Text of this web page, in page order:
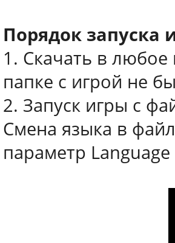
Порядок запуска
1. Скачать в
папке с игрой не
2. Запуск игры с
Смена языка в
параметр